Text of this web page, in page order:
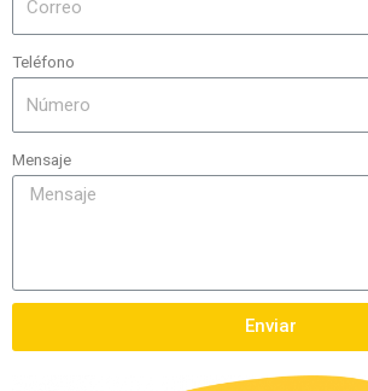
Teléfono
Mensaje
Enviar